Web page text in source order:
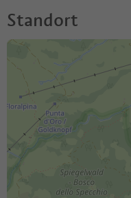
Standort